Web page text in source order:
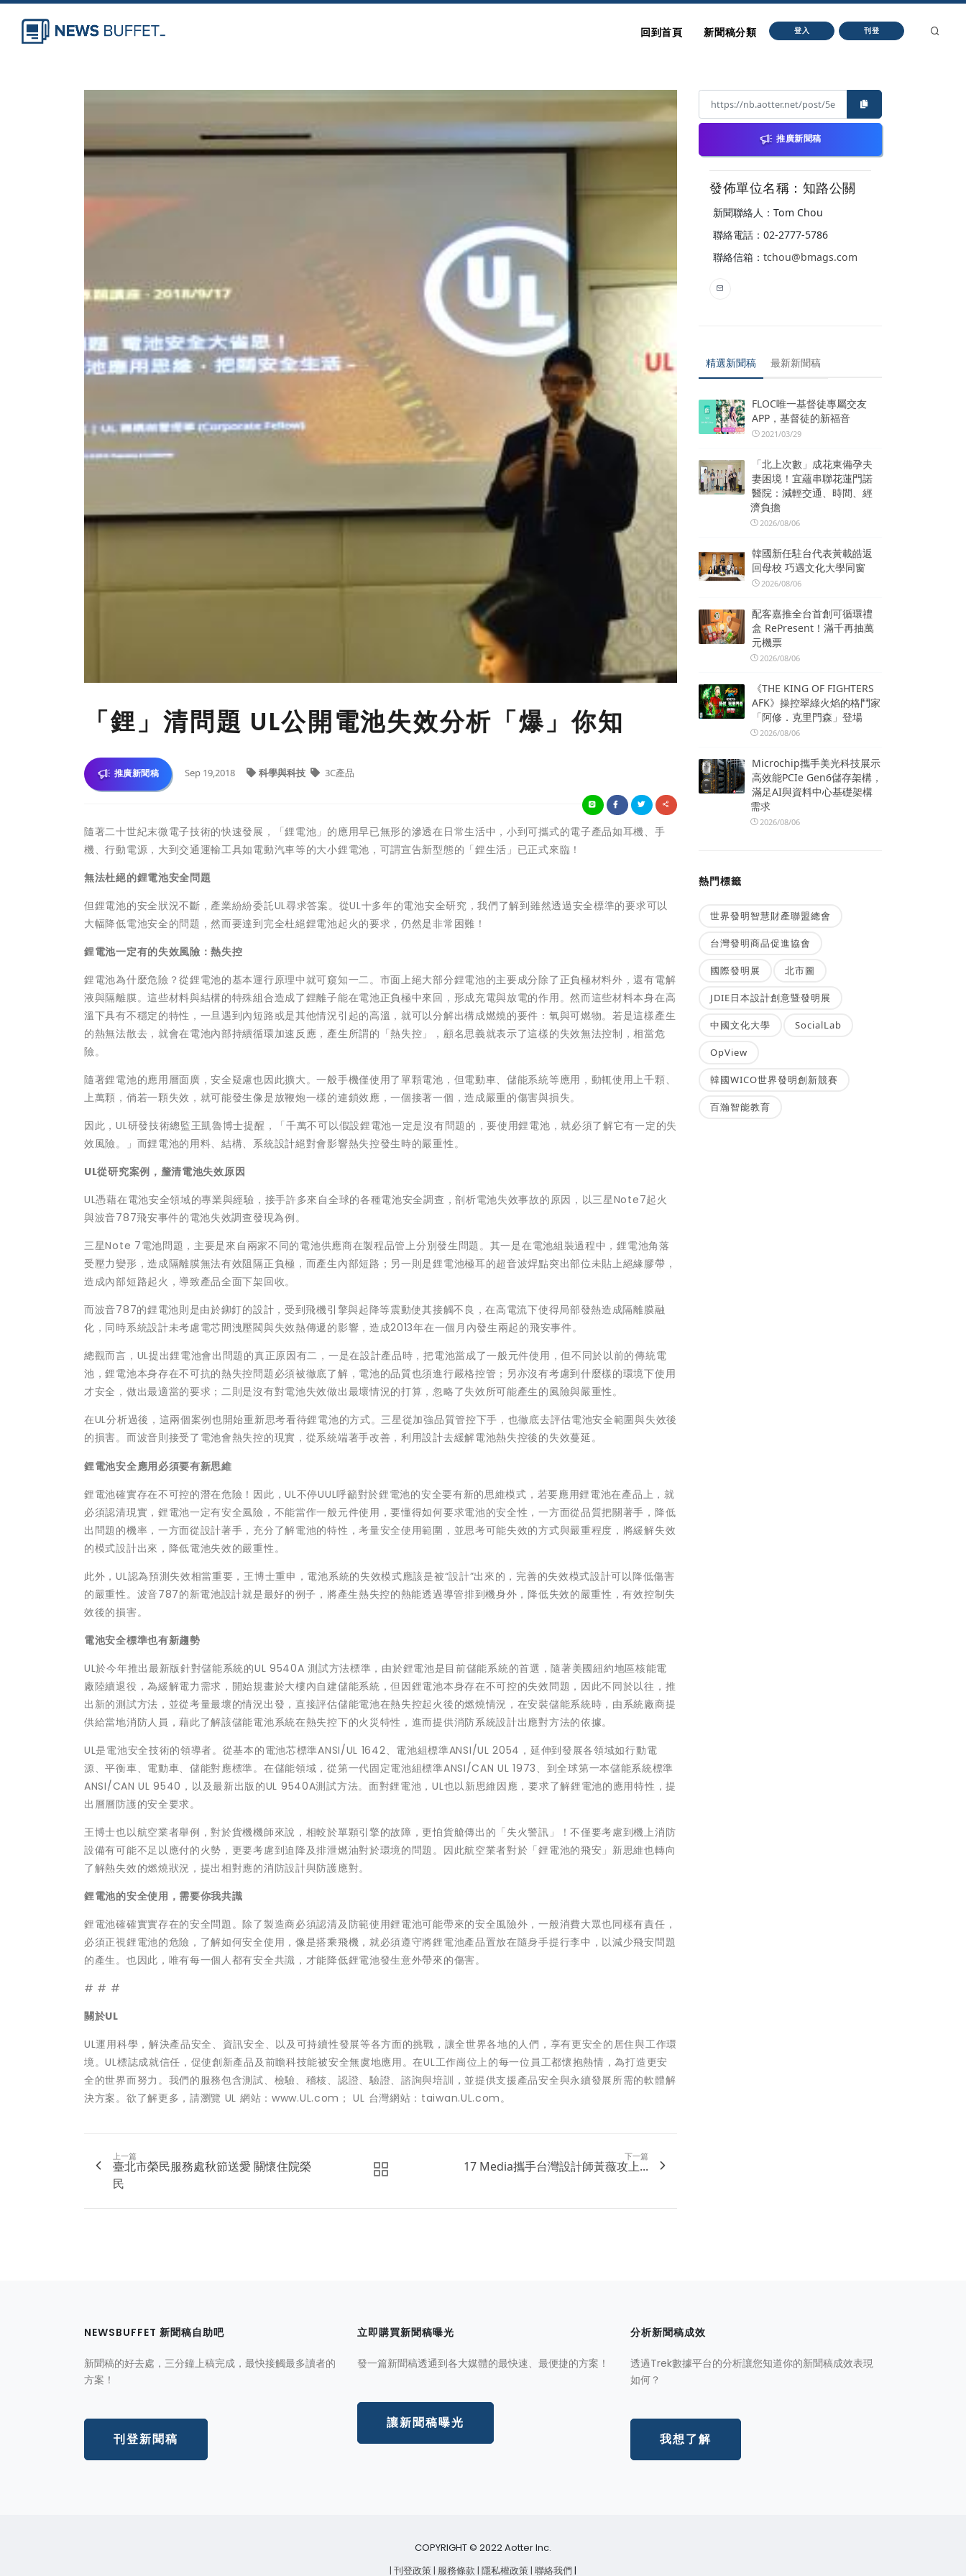
回到首頁 新聞稿分類 登入 刊登
「鋰」清問題 UL公開電池失效分析「爆」你知
推廣新聞稿 Sep 19,2018 科學與科技 3C產品
隨著二十世紀末微電子技術的快速發展，「鋰電池」的應用早已無形的滲透在日常生活中，小到可攜式的電子產品如耳機、手
機、行動電源，大到交通運輸工具如電動汽車等的大小鋰電池，可謂宣告新型態的「鋰生活」已正式來臨！
無法杜絕的鋰電池安全問題
但鋰電池的安全狀況不斷，產業紛紛委託UL尋求答案。從UL十多年的電池安全研究，我們了解到雖然透過安全標準的要求可以
大幅降低電池安全的問題，然而要達到完全杜絕鋰電池起火的要求，仍然是非常困難！
鋰電池一定有的失效風險：熱失控
鋰電池為什麼危險？從鋰電池的基本運行原理中就可窺知一二。市面上絕大部分鋰電池的主要成分除了正負極材料外，還有電解
液與隔離膜。這些材料與結構的特殊組合造成了鋰離子能在電池正負極中來回，形成充電與放電的作用。然而這些材料本身在高
溫下具有不穩定的特性，一旦遇到內短路或是其他情況引起的高溫，就可以分解出構成燃燒的要件：氧與可燃物。若是這樣產生
的熱無法散去，就會在電池內部持續循環加速反應，產生所謂的「熱失控」，顧名思義就表示了這樣的失效無法控制，相當危
險。
隨著鋰電池的應用層面廣，安全疑慮也因此擴大。一般手機僅使用了單顆電池，但電動車、儲能系統等應用，動輒使用上千顆、
上萬顆，倘若一顆失效，就可能發生像是放鞭炮一樣的連鎖效應，一個接著一個，造成嚴重的傷害與損失。
因此，UL研發技術總監王凱魯博士提醒，「千萬不可以假設鋰電池一定是沒有問題的，要使用鋰電池，就必須了解它有一定的失
效風險。」而鋰電池的用料、結構、系統設計絕對會影響熱失控發生時的嚴重性。
UL從研究案例，釐清電池失效原因
UL憑藉在電池安全領域的專業與經驗，接手許多來自全球的各種電池安全調查，剖析電池失效事故的原因，以三星Note7起火
與波音787飛安事件的電池失效調查發現為例。
三星Note 7電池問題，主要是來自兩家不同的電池供應商在製程品管上分別發生問題。其一是在電池組裝過程中，鋰電池角落
受壓力變形，造成隔離膜無法有效阻隔正負極，而產生內部短路；另一則是鋰電池極耳的超音波焊點突出部位未貼上絕緣膠帶，
造成內部短路起火，導致產品全面下架回收。
而波音787的鋰電池則是由於鉚釘的設計，受到飛機引擎與起降等震動使其接觸不良，在高電流下使得局部發熱造成隔離膜融
化，同時系統設計未考慮電芯間洩壓閥與失效熱傳遞的影響，造成2013年在一個月內發生兩起的飛安事件。
總觀而言，UL提出鋰電池會出問題的真正原因有二，一是在設計產品時，把電池當成了一般元件使用，但不同於以前的傳統電
池，鋰電池本身存在不可抗的熱失控問題必須被徹底了解，電池的品質也須進行嚴格控管；另亦沒有考慮到什麼樣的環境下使用
才安全，做出最適當的要求；二則是沒有對電池失效做出最壞情況的打算，忽略了失效所可能產生的風險與嚴重性。
在UL分析過後，這兩個案例也開始重新思考看待鋰電池的方式。三星從加強品質管控下手，也徹底去評估電池安全範圍與失效後
的損害。而波音則接受了電池會熱失控的現實，從系統端著手改善，利用設計去緩解電池熱失控後的失效蔓延。
鋰電池安全應用必須要有新思維
鋰電池確實存在不可控的潛在危險！因此，UL不停UUL呼籲對於鋰電池的安全要有新的思維模式，若要應用鋰電池在產品上，就
必須認清現實，鋰電池一定有安全風險，不能當作一般元件使用，要懂得如何要求電池的安全性，一方面從品質把關著手，降低
出問題的機率，一方面從設計著手，充分了解電池的特性，考量安全使用範圍，並思考可能失效的方式與嚴重程度，將緩解失效
的模式設計出來，降低電池失效的嚴重性。
此外，UL認為預測失效相當重要，王博士重申，電池系統的失效模式應該是被“設計”出來的，完善的失效模式設計可以降低傷害
的嚴重性。波音787的新電池設計就是最好的例子，將產生熱失控的熱能透過導管排到機身外，降低失效的嚴重性，有效控制失
效後的損害。
電池安全標準也有新趨勢
UL於今年推出最新版針對儲能系統的UL 9540A 測試方法標準，由於鋰電池是目前儲能系統的首選，隨著美國紐約地區核能電
廠陸續退役，為緩解電力需求，開始規畫於大樓內自建儲能系統，但因鋰電池本身存在不可控的失效問題，因此不同於以往，推
出新的測試方法，並從考量最壞的情況出發，直接評估儲能電池在熱失控起火後的燃燒情況，在安裝儲能系統時，由系統廠商提
供給當地消防人員，藉此了解該儲能電池系統在熱失控下的火災特性，進而提供消防系統設計出應對方法的依據。
UL是電池安全技術的領導者。從基本的電池芯標準ANSI/UL 1642、電池組標準ANSI/UL 2054，延伸到發展各領域如行動電
源、平衡車、電動車、儲能對應標準。在儲能領域，從第一代固定電池組標準ANSI/CAN UL 1973、到全球第一本儲能系統標準
ANSI/CAN UL 9540，以及最新出版的UL 9540A測試方法。面對鋰電池，UL也以新思維因應，要求了解鋰電池的應用特性，提
出層層防護的安全要求。
王博士也以航空業者舉例，對於貨機機師來說，相較於單顆引擎的故障，更怕貨艙傳出的「失火警訊」！不僅要考慮到機上消防
設備有可能不足以應付的火勢，更要考慮到迫降及排泄燃油對於環境的問題。因此航空業者對於「鋰電池的飛安」新思維也轉向
了解熱失效的燃燒狀況，提出相對應的消防設計與防護應對。
鋰電池的安全使用，需要你我共識
鋰電池確確實實存在的安全問題。除了製造商必須認清及防範使用鋰電池可能帶來的安全風險外，一般消費大眾也同樣有責任，
必須正視鋰電池的危險，了解如何安全使用，像是搭乘飛機，就必須遵守將鋰電池產品置放在隨身手提行李中，以減少飛安問題
的產生。也因此，唯有每一個人都有安全共識，才能降低鋰電池發生意外帶來的傷害。
# # #
關於UL
UL運用科學，解決產品安全、資訊安全、以及可持續性發展等各方面的挑戰，讓全世界各地的人們，享有更安全的居住與工作環
境。UL標誌成就信任，促使創新產品及前瞻科技能被安全無虞地應用。在UL工作崗位上的每一位員工都懷抱熱情，為打造更安
全的世界而努力。我們的服務包含測試、檢驗、稽核、認證、驗證、諮詢與培訓，並提供支援產品安全與永續發展所需的軟體解
決方案。欲了解更多，請瀏覽 UL 網站：www.UL.com； UL 台灣網站：taiwan.UL.com。
上一篇
臺北市榮民服務處秋節送愛 關懷住院榮
民
下一篇
17 Media攜手台灣設計師黃薇攻上...
推廣新聞稿
發佈單位名稱：知路公關
新聞聯絡人：Tom Chou
聯絡電話：02-2777-5786
聯絡信箱： tchou@bmags.com
精選新聞稿 最新新聞稿
FLOC唯一基督徒專屬交友
APP，基督徒的新福音
2021/03/29
「北上次數」成花東備孕夫
妻困境！宜蘊串聯花蓮門諾
醫院：減輕交通、時間、經
濟負擔
2026/08/06
韓國新任駐台代表黃載皓返
回母校 巧遇文化大學同窗
2026/08/06
配客嘉推全台首創可循環禮
盒 RePresent！滿千再抽萬
元機票
2026/08/06
《THE KING OF FIGHTERS
AFK》操控翠綠火焰的格鬥家
「阿修．克里門森」登場
2026/08/06
Microchip攜手美光科技展示
高效能PCIe Gen6儲存架構，
滿足AI與資料中心基礎架構
需求
2026/08/06
熱門標籤
世界發明智慧財產聯盟總會
台灣發明商品促進協會
國際發明展 北市圖
JDIE日本設計創意暨發明展
中國文化大學 SocialLab
OpView
韓國WICO世界發明創新競賽
百瀚智能教育
NEWSBUFFET 新聞稿自助吧
新聞稿的好去處，三分鐘上稿完成，最快接觸最多讀者的
方案！
刊登新聞稿
立即購買新聞稿曝光
發一篇新聞稿透通到各大媒體的最快速、最便捷的方案！
讓新聞稿曝光
分析新聞稿成效
透過Trek數據平台的分析讓您知道你的新聞稿成效表現
如何？
我想了解
COPYRIGHT © 2022 Aotter Inc.
| 刊登政策| 服務條款| 隱私權政策| 聯絡我們 |